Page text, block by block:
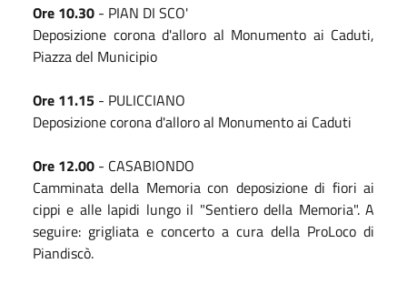
Ore 10.30 - PIAN DI SCO'
Deposizione corona d'alloro al Monumento ai Caduti,
Piazza del Municipio
Ore 11.15 - PULICCIANO
Deposizione corona d'alloro al Monumento ai Caduti
Ore 12.00 - CASABIONDO
Camminata della Memoria con deposizione di fiori ai
cippi e alle lapidi lungo il "Sentiero della Memoria". A
seguire: grigliata e concerto a cura della ProLoco di
Piandiscò.